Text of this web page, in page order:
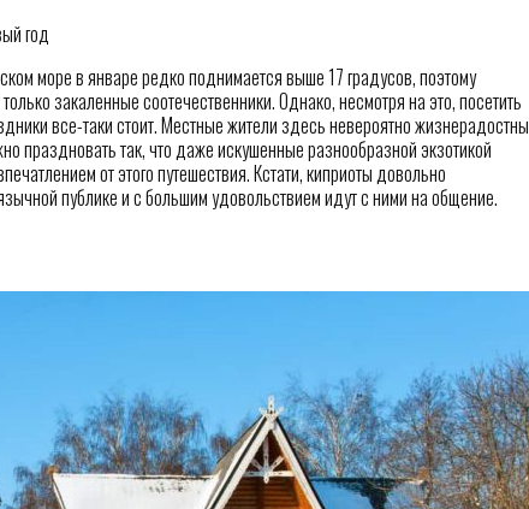
море в январе редко поднимается выше 17 градусов, поэтому
закаленные соотечественники. Однако, несмотря на это, посетить
все-таки стоит. Местные жители здесь невероятно жизнерадостны
праздновать так, что даже искушенные разнообразной экзотикой
от этого путешествия. Кстати, киприоты довольно
публике и с большим удовольствием идут с ними на общение.